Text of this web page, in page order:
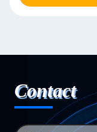
Contact